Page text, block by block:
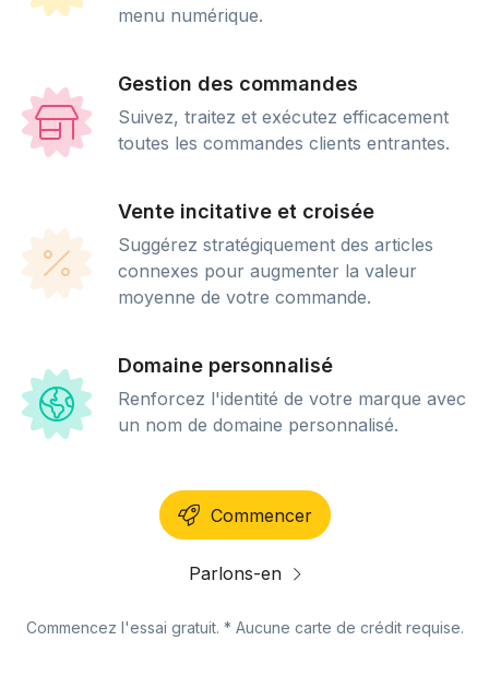
menu numérique.
Gestion des commandes
Suivez, traitez et exécutez efficacement
toutes les commandes clients entrantes.
Vente incitative et croisée
Suggérez stratégiquement des articles
connexes pour augmenter la valeur
moyenne de votre commande.
Domaine personnalisé
Renforcez l'identité de votre marque avec
un nom de domaine personnalisé.
Commencer
Parlons-en
Commencez l'essai gratuit. * Aucune carte de crédit requise.